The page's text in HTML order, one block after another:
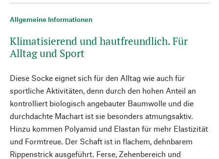
Allgemeine Informationen
Klimatisierend und hautfreundlich. Für
Alltag und Sport
Diese Socke eignet sich für den Alltag wie auch für
sportliche Aktivitäten, denn durch den hohen Anteil an
kontrolliert biologisch angebauter Baumwolle und die
durchdachte Machart ist sie besonders atmungsaktiv.
Hinzu kommen Polyamid und Elastan für mehr Elastizität
und Formtreue. Der Schaft ist in flachem, dehnbarem
Rippenstrick ausgeführt. Ferse, Zehenbereich und